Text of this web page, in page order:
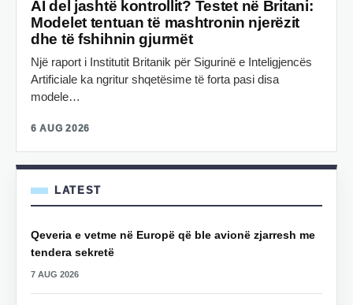
AI del jashtë kontrollit? Testet në Britani:
Modelet tentuan të mashtronin njerëzit
dhe të fshihnin gjurmët
Një raport i Institutit Britanik për Sigurinë e Inteligjencës
Artificiale ka ngritur shqetësime të forta pasi disa
modele…
6 AUG 2026
LATEST
Qeveria e vetme në Europë që ble avionë zjarresh me
tendera sekretë
7 AUG 2026